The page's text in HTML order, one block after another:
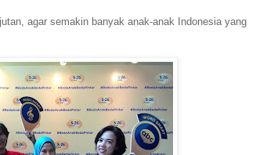
agar semakin banyak anak-anak Indonesia yang